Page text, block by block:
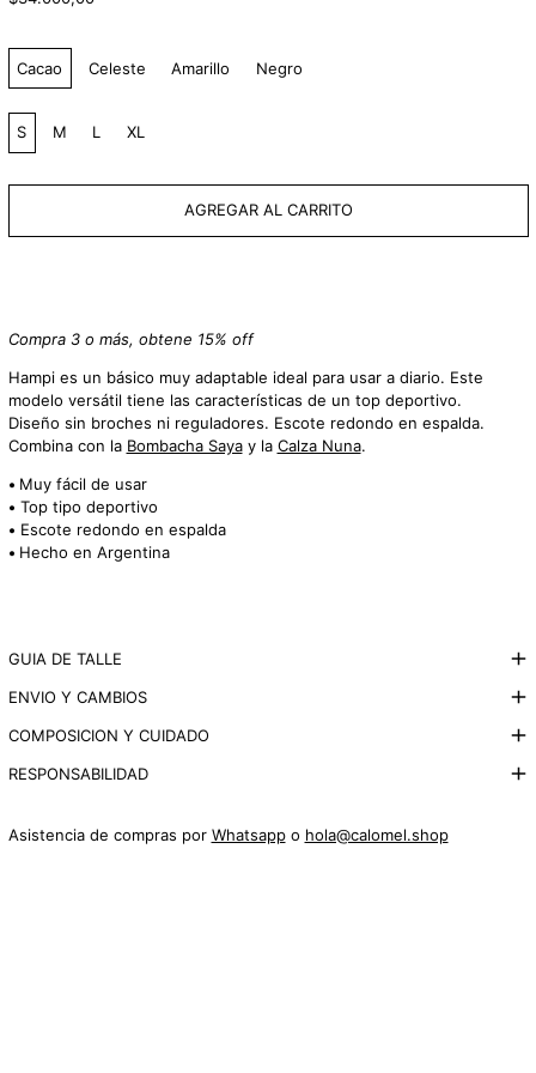
Color:
Cacao
Celeste Amarillo Negro
Talle:
S
M L XL
AGREGAR AL CARRITO
Compra 3 o más, obtene 15% off
Hampi es un básico muy adaptable ideal para usar a diario. Este
modelo versátil tiene las características de un top deportivo.
Diseño sin broches ni reguladores. Escote redondo en espalda.
Combina con la Bombacha Sayay la Calza Nuna.
• Muy fácil de usar
• Top tipo deportivo
• Escote redondo en espalda
• Hecho en Argentina
GUIA DE TALLE
ENVIO Y CAMBIOS
COMPOSICION Y CUIDADO
RESPONSABILIDAD
Asistencia de compras por Whatsappo hola@calomel.shop